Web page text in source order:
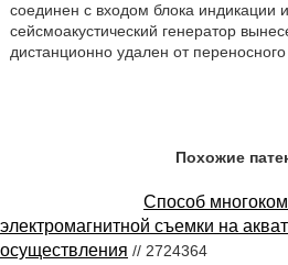
соединен с входом блока индикации
сейсмоакустический генератор
дистанционно удален от
Похожие
Способ
электромагнитной съемки на
осуществления // 2724364